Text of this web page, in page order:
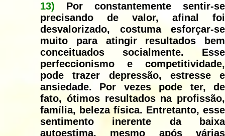
13) Por constantemente sentir-se
precisando de valor, afinal foi
desvalorizado, costuma esforçar-se
muito para atingir resultados bem
conceituados socialmente. Esse
perfeccionismo e competitividade,
pode trazer depressão, estresse e
ansiedade. Por vezes pode ter, de
fato, ótimos resultados na profissão,
família, beleza física. Entretanto, esse
sentimento inerente da baixa
autoestima, mesmo após várias